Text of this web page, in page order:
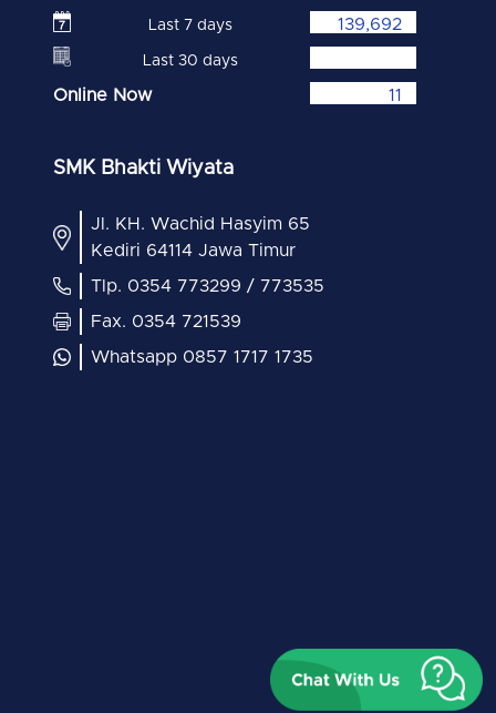
Last 7 days 139,692
Last 30 days
Online Now 11
SMK Bhakti Wiyata
Jl. KH. Wachid Hasyim 65
Kediri 64114 Jawa Timur
Tlp. 0354 773299 / 773535
Fax. 0354 721539
Whatsapp 0857 1717 1735